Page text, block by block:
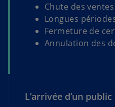
Chute des
Longues
Fermeture de
Annulation des
L’arrivée d’un